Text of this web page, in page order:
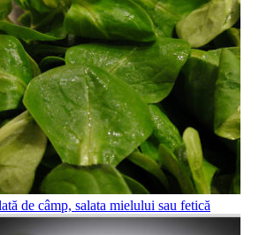
de câmp, salata mielului sau fetică